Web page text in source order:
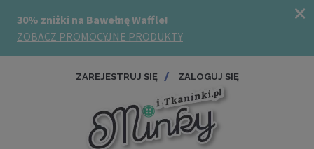
ZAREJESTRUJ SIĘ ZALOGUJ SIĘ